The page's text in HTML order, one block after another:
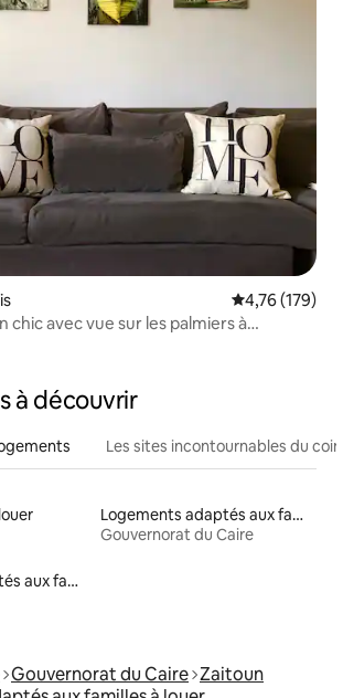
Note
4,76 (179)
chic avec vue sur les palmiers à
à découvrir
Les sites incontournables du coin
Logements adaptés aux familles à louer
Gouvernorat du Caire
Logements adaptés aux familles à louer
Gouvernorat du Caire Zaitoun